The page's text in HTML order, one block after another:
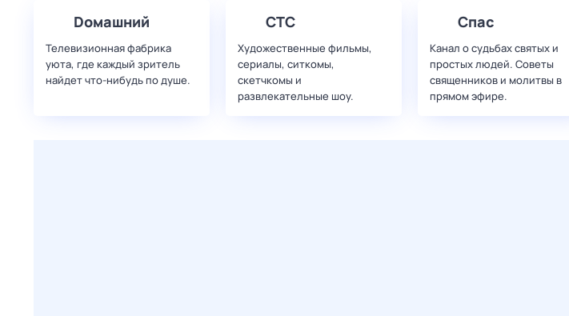
Dомашний
Телевизионная фабрика
уюта, где каждый зритель
найдет что‑нибудь по душе.
СТС
Художественные фильмы,
сериалы, ситкомы,
скетчкомы и
развлекательные шоу.
Спас
Канал о судьбах святых и
простых людей. Советы
священников и молитвы в
прямом эфире.